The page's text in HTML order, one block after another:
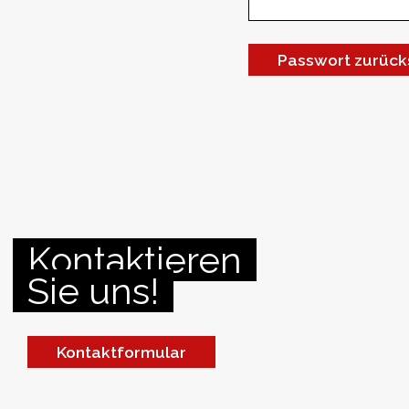
Passwort
Kontaktieren
Sie uns!
Kontaktformular